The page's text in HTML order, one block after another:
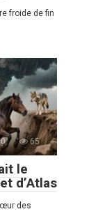
froide de fin
65
le
d’Atlas
des